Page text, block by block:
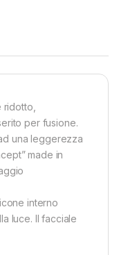
per fusione.
una leggerezza
made in
interno
luce. Il facciale